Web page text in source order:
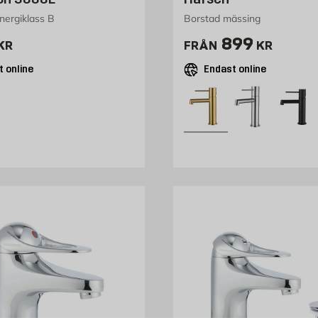
för ditt badrum. Vi erbjuder smidiga leveranser och
B
kr
online
Borstad mässing
FRÅN Pris 899 kr
899 KR
Endast online